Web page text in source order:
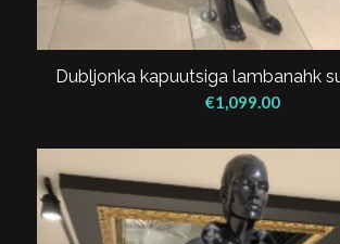
Dubljonka kapuutsiga lambanahk
€1,099.00